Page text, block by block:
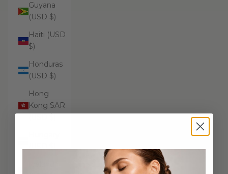
Guyana
(USD $)
Haiti (USD
$)
Honduras
(USD $)
Hong
Kong SAR